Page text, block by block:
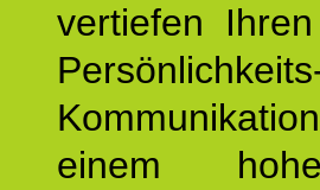
vertiefen
einem